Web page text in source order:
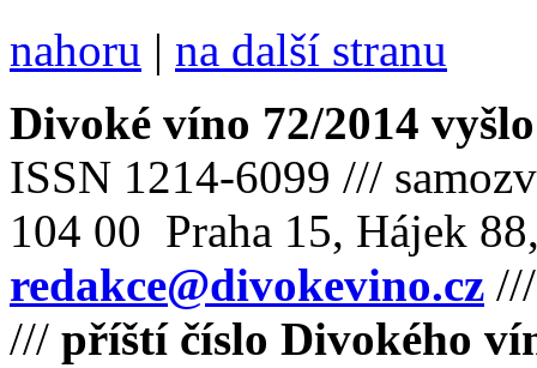
nahoru | na další stranu
Divoké víno 72/2014
ISSN 1214-6099 ///
104 00 Praha 15, Hájek
redakce@divokevino.cz
/// příští číslo Divokého